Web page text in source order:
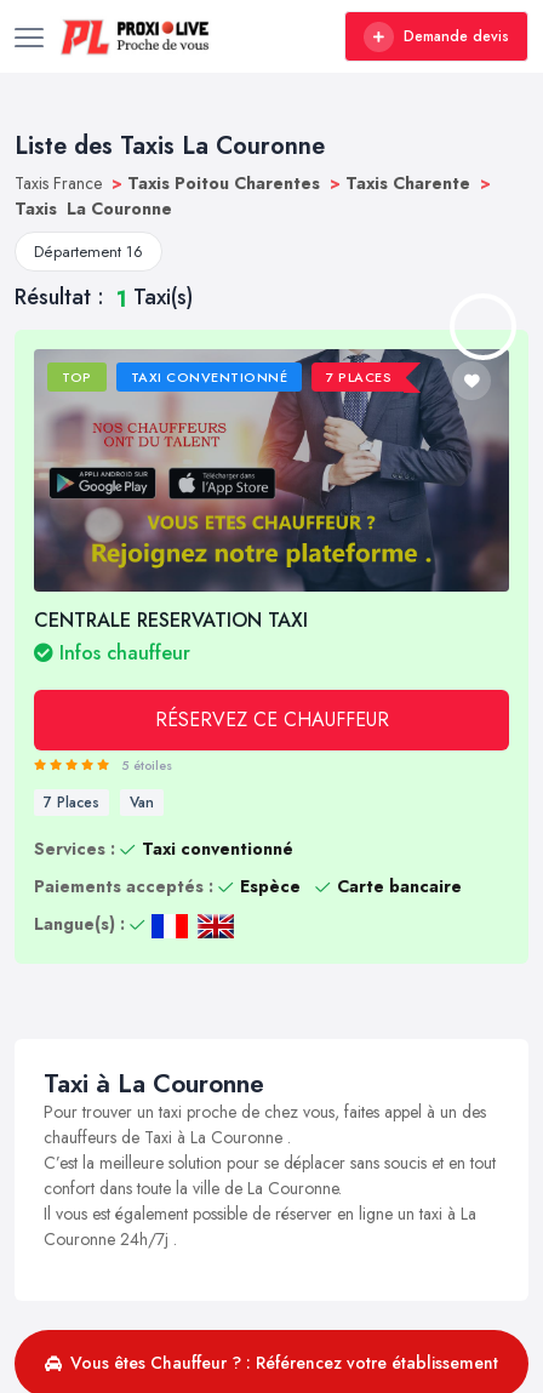
Demande devis
Liste des Taxis La Couronne
Taxis France > Taxis Poitou Charentes > Taxis Charente >
Taxis La Couronne
Département 16
Résultat : 1 Taxi(s)
TOP TAXI CONVENTIONNÉ 7 PLACES
CENTRALE RESERVATION TAXI
Infos chauffeur
RÉSERVEZ CE CHAUFFEUR
5 étoiles
7 Places Van
Services :
Taxi conventionné
Paiements acceptés :
Espèce
Carte bancaire
Langue(s) :
Taxi à La Couronne
Pour trouver un taxi proche de chez vous, faites appel à un des
chauffeurs de Taxi à La Couronne .
C’est la meilleure solution pour se déplacer sans soucis et en tout
confort dans toute la ville de La Couronne.
Il vous est également possible de réserver en ligne un taxi à La
Couronne 24h/7j .
Vous êtes Chauffeur ? : Référencez votre établissement